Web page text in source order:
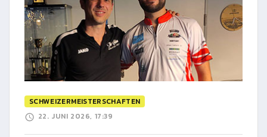
SCHWEIZERMEISTERSCHAFTEN
22. JUNI 2026, 17:39